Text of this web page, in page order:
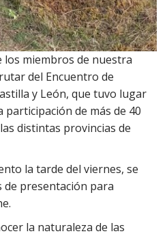
los miembros de nuestra
del Encuentro de
y León, que tuvo lugar
de más de 40
distintas provincias de
la tarde del viernes, se
presentación para
la naturaleza de las